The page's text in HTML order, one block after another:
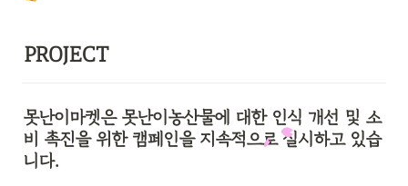
PROJECT
못난이마켓은 못난이농산물에 대한 인식 개선 및 소
비 촉진을 위한 캠페인을 지속적으로 실시하고 있습
니다.